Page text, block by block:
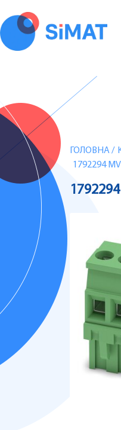
ГОЛОВНА/
1792294